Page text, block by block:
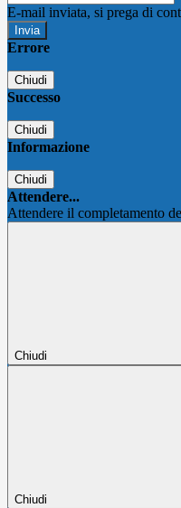
E-mail inviata, si prega di
Errore
Chiudi
Successo
Chiudi
Informazione
Chiudi
Attendere...
Attendere il completamento
Chiudi
Chiudi